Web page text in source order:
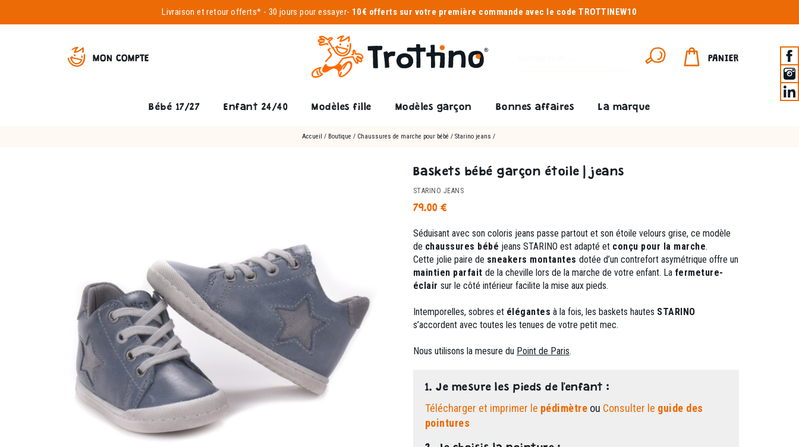
Livraison etretour offerts* - 30 jours pour essayer- 10€ offerts sur votre première commande avec le code TROTTINEW10
MON COMPTE PANIER
Bébé 17/27 Enfant 24/40 Modèles fille Modèles garçon Bonnes affaires La marque
Accueil / Boutique / Chaussures de marche pour bébé / Starino jeans /
Baskets bébé garçon étoile | jeans
STARINO JEANS
79.00 €
Séduisant avec son coloris jeans passe partout et son étoile velours grise, ce modèle
de chaussures bébé jeans STARINO est adapté et conçu pour la marche.
Cette jolie paire de sneakers montantes dotée d’un contrefort asymétrique offre un
maintien parfait de la cheville lors de la marche de votre enfant. La fermeture-
éclair sur le côté intérieur facilite la mise aux pieds.
Intemporelles, sobres et élégantes à la fois, les baskets hautes STARINO
s’accordent avec toutes les tenues de votre petit mec.
Nous utilisons la mesure du Point de Paris.
1. Je mesure les pieds de l'enfant :
Télécharger et imprimer le pédimètre ou Consulter le guide des
pointures